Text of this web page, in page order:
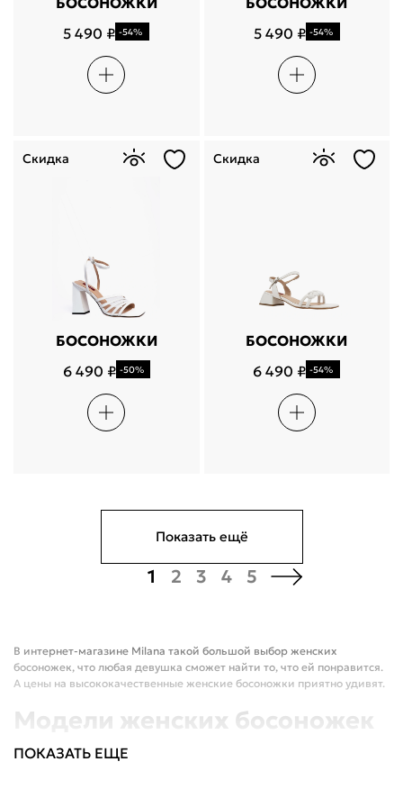
5 490 ₽ -54%
5 490 ₽ -54%
БОСОНОЖКИ
6 490 ₽ -50%
Скидка
БОСОНОЖКИ
6 490 ₽ -54%
Скидка
Показать ещё
1 2 3 4 5
В интернет-магазине Milana такой большой выбор женских
босоножек, что любая девушка сможет найти то, что ей понравится.
А цены на высококачественные женские босоножки приятно удивят.
Модели женских босоножек
В нашем каталоге представлены модели женских босоножек,
выполненных в различных цветовых решениях и стилях. У нас вы
ПОКАЗАТЬ ЕЩЕ